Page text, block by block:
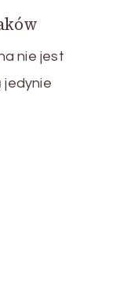
nie jest
jedynie